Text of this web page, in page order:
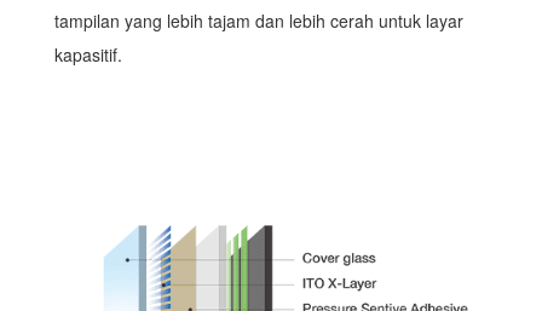
tampilan yang lebih tajam dan lebih cerah untuk layar
kapasitif.